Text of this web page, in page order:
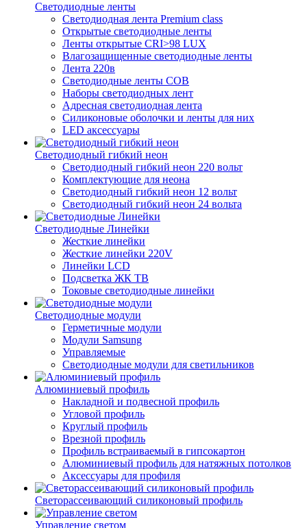
Светодиодные ленты
Светодиодная лента Premium class
Открытые светодиодные ленты
Ленты открытые CRI>98 LUX
Влагозащищенные светодиодные ленты
Лента 220в
Светодиодные ленты COB
Наборы светодиодных лент
Адресная светодиодная лента
Силиконовые оболочки и ленты для них
LED аксессуары
Светодиодный гибкий неон
Светодиодный гибкий неон 220 вольт
Комплектующие для неона
Светодиодный гибкий неон 12 вольт
Светодиодный гибкий неон 24 вольта
Светодиодные Линейки
Жесткие линейки
Жесткие линейки 220V
Линейки LCD
Подсветка ЖК ТВ
Токовые светодиодные линейки
Светодиодные модули
Герметичные модули
Модули Samsung
Управляемые
Светодиодные модули для светильников
Алюминиевый профиль
Накладной и подвесной профиль
Угловой профиль
Круглый профиль
Врезной профиль
Профиль встраиваемый в гипсокартон
Алюминиевый профиль для натяжных потолков
Аксессуары для профиля
Светорассеивающий силиконовый профиль
Управление светом